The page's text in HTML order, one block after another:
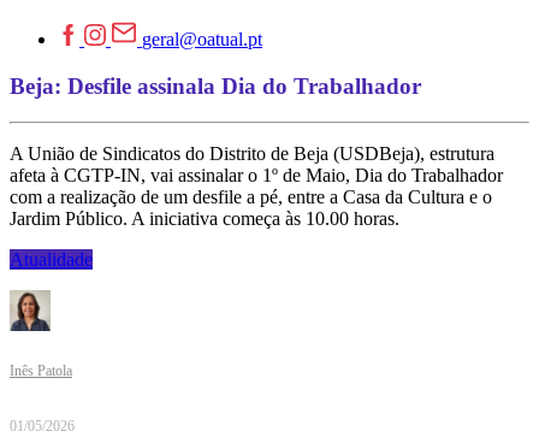
geral@oatual.pt
Beja: Desfile assinala Dia do Trabalhador
A União de Sindicatos do Distrito de Beja (USDBeja), estrutura
afeta à CGTP-IN, vai assinalar o 1º de Maio, Dia do Trabalhador
com a realização de um desfile a pé, entre a Casa da Cultura e o
Jardim Público. A iniciativa começa às 10.00 horas.
Atualidade
Inês Patola
01/05/2026